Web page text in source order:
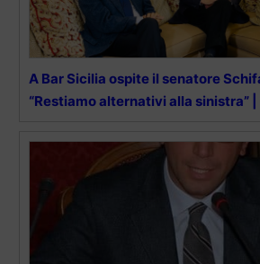
A Bar Sicilia ospite il senatore
“Restiamo alternativi alla sinistra” |